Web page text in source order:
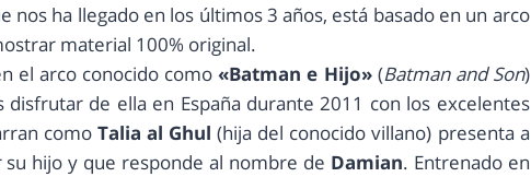
ha llegado en los últimos 3 años, está basado en un arco
material 100% original.
el arco conocido como«Batman e Hijo» (Batman and Son)
disfrutar de ella en España durante 2011 con los excelentes
como Talia al Ghul(hija del conocido villano) presenta a
hijo y que responde al nombre de Damian. Entrenado en